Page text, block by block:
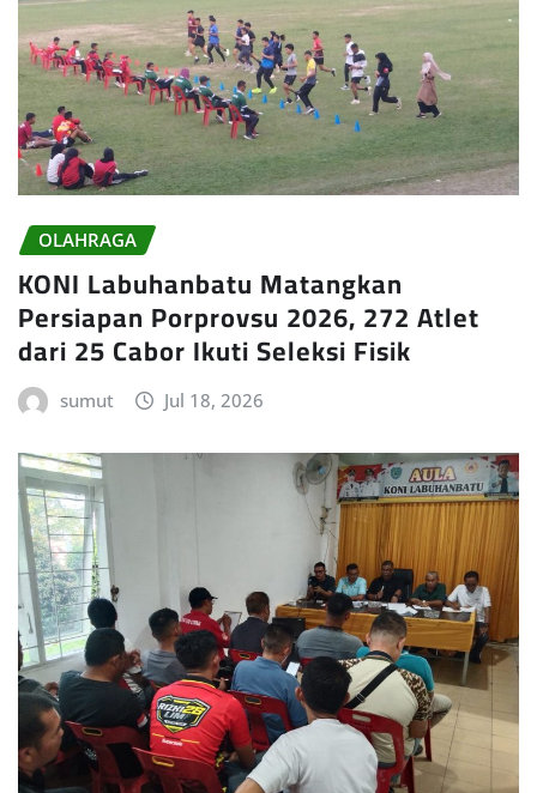
OLAHRAGA
KONI Labuhanbatu Matangkan
Persiapan Porprovsu 2026, 272 Atlet
dari 25 Cabor Ikuti Seleksi Fisik
sumut Jul 18, 2026